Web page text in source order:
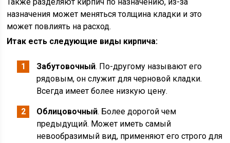
назначения может меняться толщина кладки и это
может повлиять на расход.
Итак есть следующие виды кирпича:
Забутовочный. По-другому называют его
рядовым, он служит для черновой кладки.
Всегда имеет более низкую цену.
Облицовочный. Более дорогой чем
предыдущий. Может иметь самый
невообразимый вид, применяют его строго для